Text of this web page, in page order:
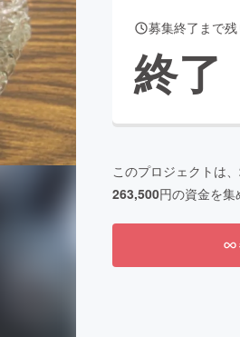
CAMPFIRE Creation
yaコミュニティ
募集終了まで残
終了
このプロジェクトは、
263,500円の資金を集